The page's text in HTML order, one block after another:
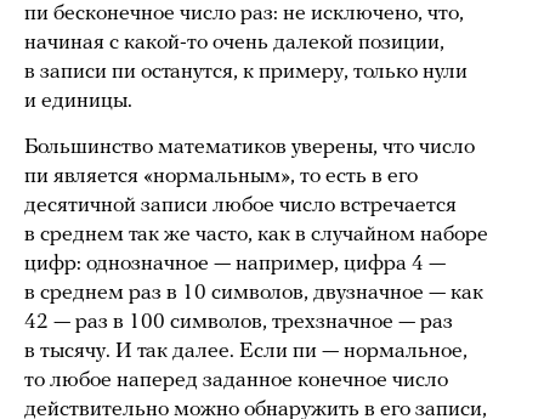
пи бесконечное число раз: не исключено, что,
начиная с какой-то очень далекой позиции,
в записи пи останутся, к примеру, только нули
и единицы.
Большинство математиков уверены, что число
пи является «нормальным», то есть в его
десятичной записи любое число встречается
в среднем так же часто, как в случайном наборе
цифр: однозначное — например, цифра 4 —
в среднем раз в 10 символов, двузначное — как
42 — раз в 100 символов, трехзначное — раз
в тысячу. И так далее. Если пи — нормальное,
то любое наперед заданное конечное число
действительно можно обнаружить в его записи,